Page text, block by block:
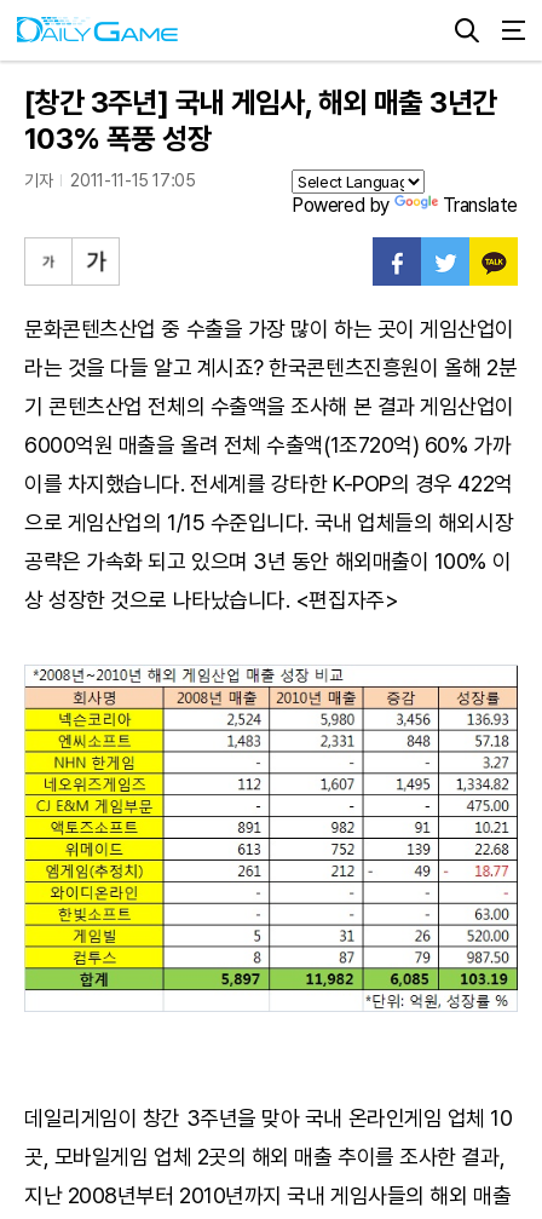
[창간 3주년] 국내 게임사, 해외 매출 3년간
103% 폭풍 성장
기자 2011-11-15 17:05
Powered by Translate
문화콘텐츠산업 중 수출을 가장 많이 하는 곳이 게임산업이
라는 것을 다들 알고 계시죠? 한국콘텐츠진흥원이 올해 2분
기 콘텐츠산업 전체의 수출액을 조사해 본 결과 게임산업이
6000억원 매출을 올려 전체 수출액(1조720억) 60% 가까
이를 차지했습니다. 전세계를 강타한 K-POP의 경우 422억
으로 게임산업의 1/15 수준입니다. 국내 업체들의 해외시장
공략은 가속화 되고 있으며 3년 동안 해외매출이 100% 이
상 성장한 것으로 나타났습니다. <편집자주>
데일리게임이 창간 3주년을 맞아 국내 온라인게임 업체 10
곳, 모바일게임 업체 2곳의 해외 매출 추이를 조사한 결과,
지난 2008년부터 2010년까지 국내 게임사들의 해외 매출